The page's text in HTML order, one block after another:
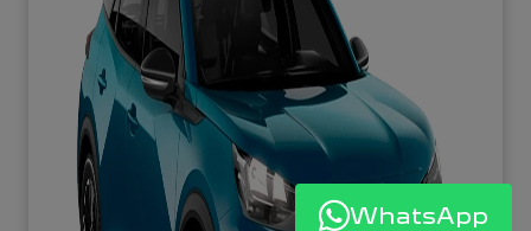
WhatsApp